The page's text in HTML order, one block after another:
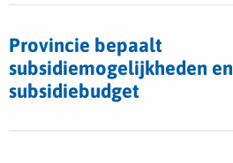
Provincie bepaalt
subsidiemogelijkheden en
subsidiebudget